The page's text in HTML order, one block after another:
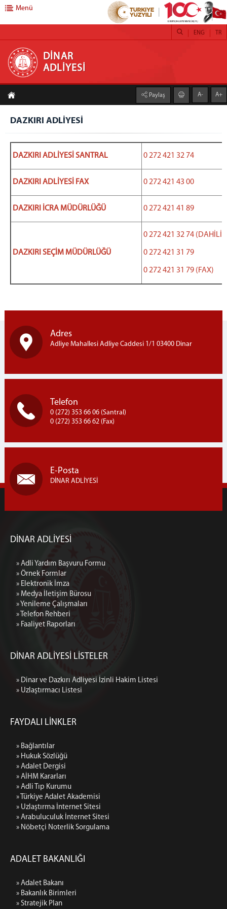
DİNAR ADLİYESİ
ANASAYFA
ADLİYEMİZ
TANITIM
CUMHURİYET BAŞSAVCIMIZ
ADLİ DESTEK ve MAĞDUR HİZMETLERİ MÜDÜRLÜĞÜ
DİNAR İCRA MÜDÜRLÜĞÜ
CEZA İNFAZ KURUMLARI
KOMİSYON
MAHKEMELER
İLETİŞİM
Menü
DİNAR
ADLİYESİ
TR
ENG
Paylaş A- A+
DAZKIRI ADLİYESİ
DAZKIRI ADLİYESİ SANTRAL 0 272 421 32 74
DAZKIRI ADLİYESİ FAX 0 272 421 43 00
DAZKIRI İCRA MÜDÜRLÜĞÜ 0 272 421 41 89
DAZKIRI SEÇİM MÜDÜRLÜĞÜ
0 272 421 32 74 (DAHİLİ
0 272 421 31 79
0 272 421 31 79 (FAX)
Adres
Adliye Mahallesi Adliye Caddesi 1/1 03400 Dinar
Telefon
0 (272) 353 66 06 (Santral)
0 (272) 353 66 62 (Fax)
E-Posta
DİNAR ADLİYESİ
DİNAR ADLİYESİ
» Adli Yardım Başvuru Formu
» Örnek Formlar
» Elektronik İmza
» Medya İletişim Bürosu
» Yenileme Çalışmaları
» Telefon Rehberi
» Faaliyet Raporları
DİNAR ADLİYESİ LİSTELER
» Dinar ve Dazkırı Adliyesi İzinli Hakim Listesi
» Uzlaştırmacı Listesi
FAYDALI LİNKLER
» Bağlantılar
» Hukuk Sözlüğü
» Adalet Dergisi
» AİHM Kararları
» Adli Tıp Kurumu
» Türkiye Adalet Akademisi
» Uzlaştırma İnternet Sitesi
» Arabuluculuk İnternet Sitesi
» Nöbetçi Noterlik Sorgulama
ADALET BAKANLIĞI
» Adalet Bakanı
» Bakanlık Birimleri
» Stratejik Plan